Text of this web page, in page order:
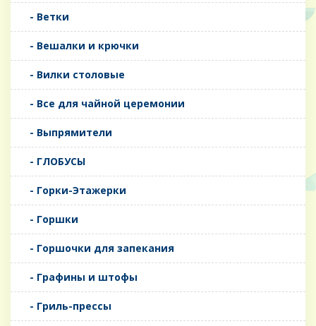
- Ветки
- Вешалки и крючки
- Вилки столовые
- Все для чайной церемонии
- Выпрямители
- ГЛОБУСЫ
- Горки-Этажерки
- Горшки
- Горшочки для запекания
- Графины и штофы
- Гриль-прессы